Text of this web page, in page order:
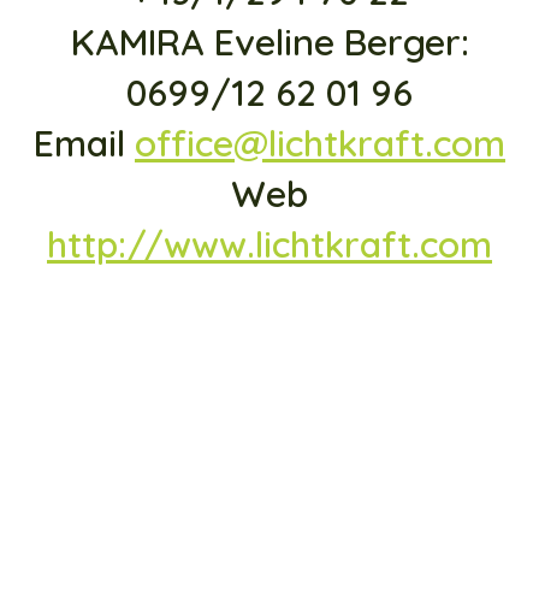
KAMIRA Eveline Berger:
0699/12 62 01 96
Email office@lichtkraft.com
Web
http://www.lichtkraft.com